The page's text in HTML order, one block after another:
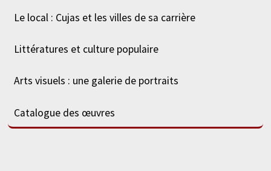
Le local : Cujas et les villes de sa carrière
Littératures et culture populaire
Arts visuels : une galerie de portraits
Catalogue des œuvres